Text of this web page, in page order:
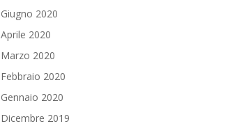
Giugno 2020
Aprile 2020
Marzo 2020
Febbraio 2020
Gennaio 2020
Dicembre 2019